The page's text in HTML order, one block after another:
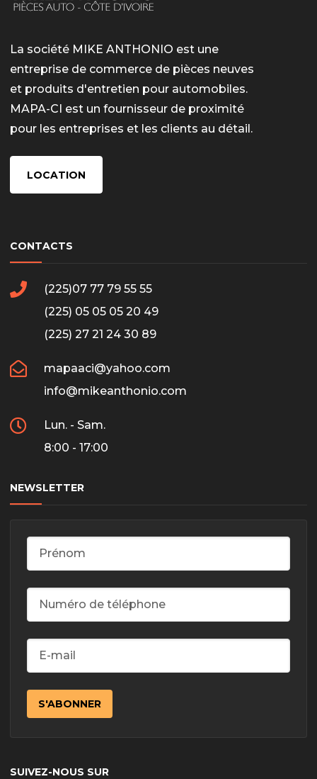
La société MIKE ANTHONIO est une
entreprise de commerce de pièces neuves
et produits d'entretien pour automobiles.
MAPA-CI est un fournisseur de proximité
pour les entreprises et les clients au détail.
LOCATION
CONTACTS
(225)07 77 79 55 55
(225) 05 05 05 20 49
(225) 27 21 24 30 89
mapaaci@yahoo.com
info@mikeanthonio.com
Lun. - Sam.
8:00 - 17:00
NEWSLETTER
SUIVEZ-NOUS SUR